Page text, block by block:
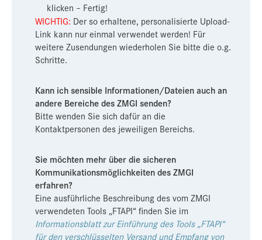
klicken – Fertig!
WICHTIG: Der so erhaltene, personalisierte Upload-
Link kann nur einmal verwendet werden! Für
weitere Zusendungen wiederholen Sie bitte die o.g.
Schritte.
Kann ich sensible Informationen/Dateien auch an
andere Bereiche des ZMGI senden?
Bitte wenden Sie sich dafür an die
Kontaktpersonen des jeweiligen Bereichs.
Sie möchten mehr über die sicheren
Kommunikationsmöglichkeiten des ZMGI
erfahren?
Eine ausführliche Beschreibung des vom ZMGI
verwendeten Tools „FTAPI“ finden Sie im
Informationsblatt zur Einführung des Tools „FTAPI“
für den verschlüsselten Versand und Empfang von